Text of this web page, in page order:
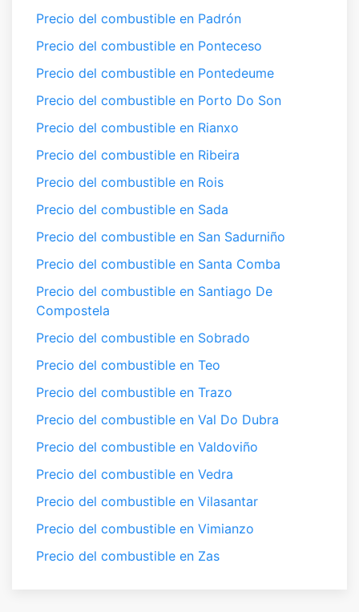
Precio del combustible en Padrón
Precio del combustible en Ponteceso
Precio del combustible en Pontedeume
Precio del combustible en Porto Do Son
Precio del combustible en Rianxo
Precio del combustible en Ribeira
Precio del combustible en Rois
Precio del combustible en Sada
Precio del combustible en San Sadurniño
Precio del combustible en Santa Comba
Precio del combustible en Santiago De
Compostela
Precio del combustible en Sobrado
Precio del combustible en Teo
Precio del combustible en Trazo
Precio del combustible en Val Do Dubra
Precio del combustible en Valdoviño
Precio del combustible en Vedra
Precio del combustible en Vilasantar
Precio del combustible en Vimianzo
Precio del combustible en Zas